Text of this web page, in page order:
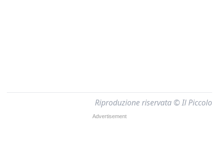
Riproduzione riservata © Il Piccolo